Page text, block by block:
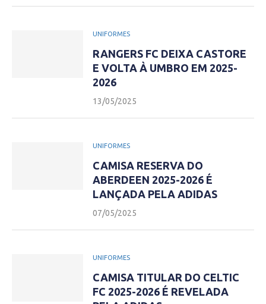
UNIFORMES
RANGERS FC DEIXA CASTORE
E VOLTA À UMBRO EM 2025-
2026
13/05/2025
UNIFORMES
CAMISA RESERVA DO
ABERDEEN 2025-2026 É
LANÇADA PELA ADIDAS
07/05/2025
UNIFORMES
CAMISA TITULAR DO CELTIC
FC 2025-2026 É REVELADA